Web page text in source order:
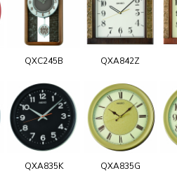
QXC245B QXA842Z
QXA835K QXA835G